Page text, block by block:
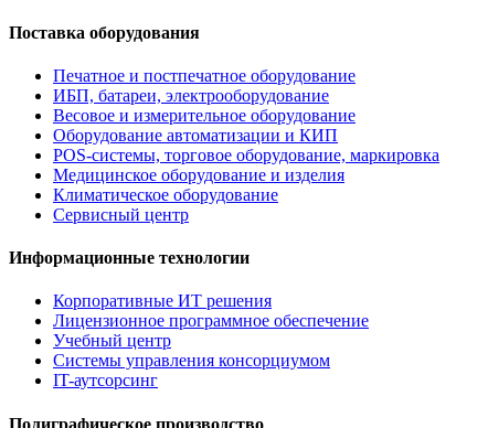
Поставка оборудования
Печатное и постпечатное оборудование
ИБП, батареи, электрооборудование
Весовое и измерительное оборудование
Оборудование автоматизации и КИП
POS-системы, торговое оборудование, маркировка
Медицинское оборудование и изделия
Климатическое оборудование
Сервисный центр
Информационные технологии
Корпоративные ИТ решения
Лицензионное программное обеспечение
Учебный центр
Системы управления консорциумом
IT-аутсорсинг
Полиграфическое производство